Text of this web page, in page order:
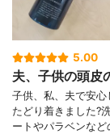
5.00
夫、子供の頭皮
子供、私、夫で安
たどり着きました?
ートやパラベンな